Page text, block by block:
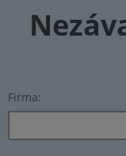
Firma: